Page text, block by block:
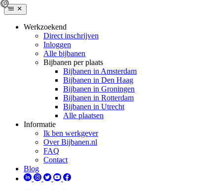
Werkzoekend
Direct inschrijven
Inloggen
Alle bijbanen
Bijbanen per plaats
Bijbanen in Amsterdam
Bijbanen in Den Haag
Bijbanen in Groningen
Bijbanen in Rotterdam
Bijbanen in Utrecht
Alle plaatsen
Informatie
Ik ben werkgever
Over Bijbanen.nl
FAQ
Contact
Blog